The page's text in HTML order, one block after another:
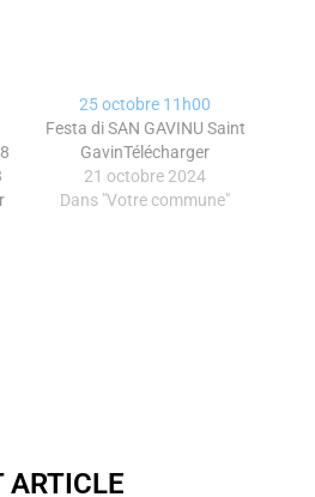
25 octobre 11h00
Festa di SAN GAVINU Saint
GavinTélécharger
21 octobre 2024
Dans "Votre commune"
ARTICLE